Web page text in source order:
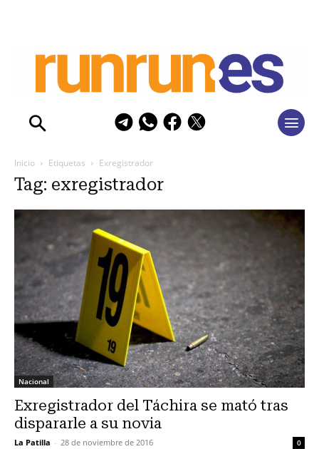
Inicio Etiquetas Exregistrador
Tag: exregistrador
Nacional
Exregistrador del Táchira se mató tras
dispararle a su novia
La Patilla - 28 de noviembre de 2016 0